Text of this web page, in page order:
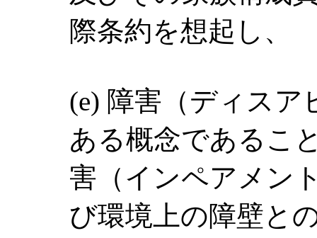
際条約を想起し、
(e) 障害（ディスア
ある概念であるこ
害（インペアメン
び環境上の障壁と